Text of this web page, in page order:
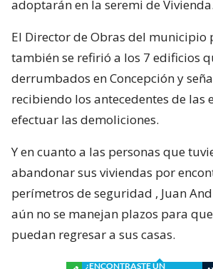
adoptarán en la seremi de Vivienda.
El Director de Obras del municipio
también se refirió a los 7 edificios
derrumbados en Concepción y
recibiendo los antecedentes de las
efectuar las demoliciones.
Y en cuanto a las personas que
abandonar sus viviendas por
perímetros de seguridad , Juan
aún no se manejan plazos para
puedan regresar a sus casas.
¿ENCONTRASTE UN